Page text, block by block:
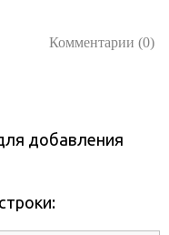
Комментарии (0)
добавления